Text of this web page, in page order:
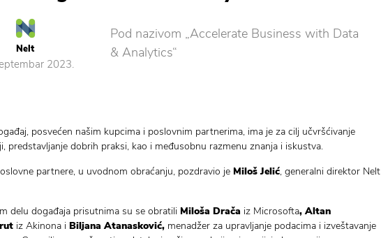
Nelt
2023.
Pod nazivom „Accelerate Business with Data
& Analytics“
posvećen našim kupcima i poslovnim partnerima, ima je za cilj učvršćivanje
predstavljanje dobrih praksi, kao i međusobnu razmenu znanja i iskustva.
partnere, u uvodnom obraćanju, pozdravio je Miloš Jelić, generalni direktor Nelt
delu događaja prisutnima su se obratili Miloša Drača iz Microsofta, Altan
iz Akinona i Biljana Atanasković, menadžer za upravljanje podacima i izveštavanje